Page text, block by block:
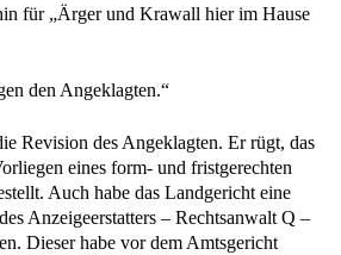
für „Ärger und Krawall hier im Hause
den Angeklagten.“
Revision des Angeklagten. Er rügt, das
eines form- und fristgerechten
Auch habe das Landgericht eine
Anzeigeerstatters – Rechtsanwalt Q –
Dieser habe vor dem Amtsgericht